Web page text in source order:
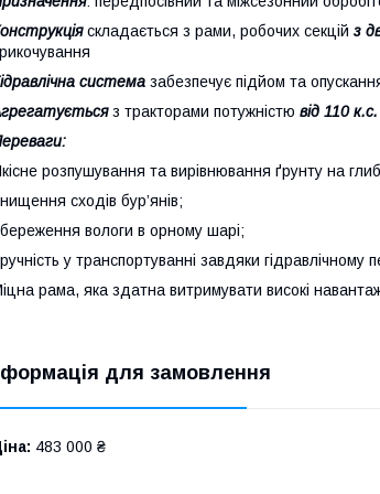
складається з рами, робочих секцій з
система забезпечує підйом та
з тракторами потужністю від 110 к.с.
розпушування та вирівнювання ґрунту на
сходів бур’янів;
вологи в орному шарі;
у транспортуванні завдяки
рама, яка здатна витримувати високі
для замовлення
483 000 ₴